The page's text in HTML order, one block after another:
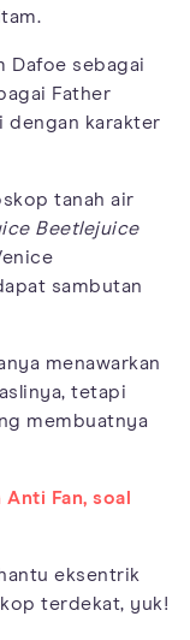
Dafoe sebagai
Father
dengan karakter
tanah air
Beetlejuice
sambutan
menawarkan
tetapi
membuatnya
Fan, soal
eksentrik
terdekat, yuk!